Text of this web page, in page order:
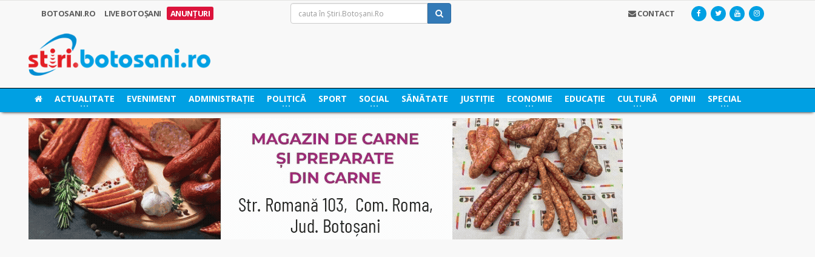
BOTOSANI.RO LIVE BOTOȘANI ANUNȚURI CONTACT
ACTUALITATE EVENIMENT ADMINISTRAȚIE POLITICĂ SPORT SOCIAL SĂNĂTATE JUSTIȚIE ECONOMIE EDUCAȚIE CULTURĂ OPINII SPECIAL